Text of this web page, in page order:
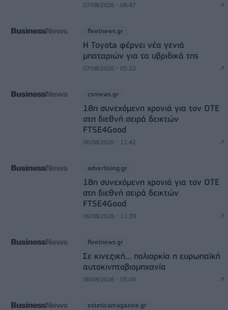
07/08/2026 - 08:47
fleetnews.gr
Η Toyota φέρνει νέα γενιά
μπαταριών για τα υβριδικά της
07/08/2026 - 05:22
csrnews.gr
18η συνεχόμενη χρονιά για τον ΟΤΕ
στη διεθνή σειρά δεικτών
FTSE4Good
06/08/2026 - 11:42
advertising.gr
18η συνεχόμενη χρονιά για τον ΟΤΕ
στη διεθνή σειρά δεικτών
FTSE4Good
06/08/2026 - 11:39
fleetnews.gr
Σε κινεζική… πολιορκία η ευρωπαϊκή
αυτοκινητοβιομηχανία
06/08/2026 - 05:00
esteticamagazine.gr